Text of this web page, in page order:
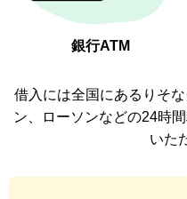
銀行ATM
借入には全国にあるりそ
ン、ローソンなどの24時
いた